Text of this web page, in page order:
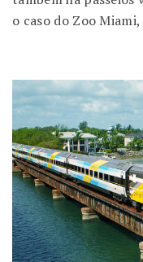
o caso do Zoo